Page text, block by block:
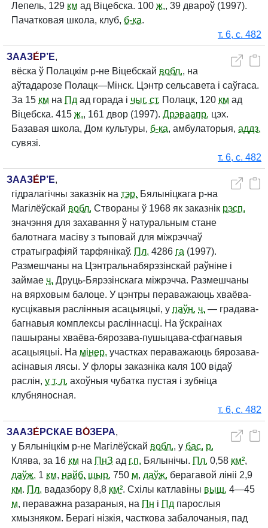
Лепель, 129 км ад Віцебска. 100 ж., 39 двароў (1997).
Пачатковая школа, клуб, б-ка.
т. 6, с. 482
ЗААЗЕ́ Р’Е,
вёска ў Полацкім р-не Віцебскай вобл., на
аўтадарозе Полацк—Мінск. Цэнтр сельсавета і саўгаса.
За 15 км на Пд ад горада і чыг. ст. Полацк, 120 км ад
Віцебска. 415 ж., 161 двор (1997). Дрэваапр. цэх.
Базавая школа, Дом культуры, б-ка, амбулаторыя, аддз.
сувязі.
т. 6, с. 482
ЗААЗЕ́ Р’Е,
гідралагічны заказнік на тэр. Бялыніцкага р-на
Магілёўскай вобл. Створаны ў 1968 як заказнік рэсп.
значэння для захавання ў натуральным стане
балотнага масіву з тыповай для міжрэччаў
стратыграфіяй тарфянікаў. Пл. 4286 га (1997).
Размешчаны на Цэнтральнабярэзінскай раўніне і
займае ч. Друць-Бярэзінскага міжрэчча. Размешчаны
на вярховым балоце. У цэнтры пераважаюць хваёва-
кусцікавыя раслінныя асацыяцыі, у паўн. ч. — градава-
багнавыя комплексы расліннасці. На ўскраінах
пашыраны хваёва-бярозава-пушыцава-сфагнавыя
асацыяцыі. На мінер. участках пераважаюць бярозава-
асінавыя лясы. У флоры заказніка каля 100 відаў
раслін, у т. л. ахоўныя чубатка пустая і зубніца
клубняносная.
т. 6, с. 482
ЗААЗЕ́ РСКАЕ ВО́ЗЕРА,
у Бялыніцкім р-не Магілёўскай вобл., у бас. р.
Клява, за 16 км на ПнЗ ад г.п. Бялынічы. Пл. 0,58 км²,
даўж. 1 км, найб. шыр. 750 м, даўж. берагавой лініі 2,9
км. Пл. вадазбору 8,8 км². Схілы катлавіны выш. 4—45
м, пераважна разараныя, на Пн і Пд парослыя
хмызняком. Берагі нізкія, часткова забалочаныя, пад